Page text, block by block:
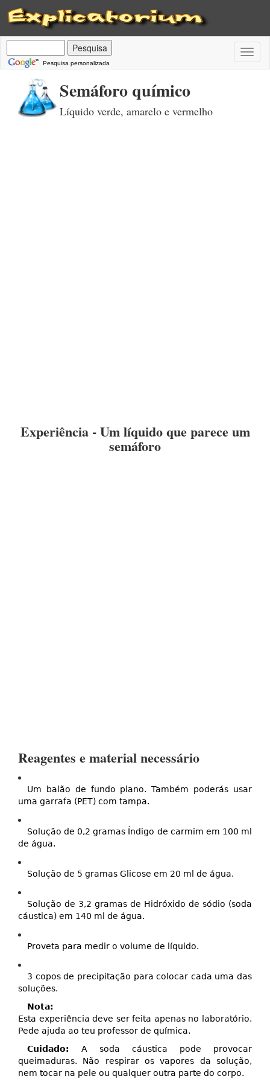
Pesquisa personalizada
Semáforo químico
Líquido verde, amarelo e vermelho
Experiência - Um líquido que parece um
semáforo
Reagentes e material necessário
Um balão de fundo plano. Também poderás usar
uma garrafa (PET) com tampa.
Solução de 0,2 gramas Índigo de carmim em 100 ml
de água.
Solução de 5 gramas Glicose em 20 ml de água.
Solução de 3,2 gramas de Hidróxido de sódio (soda
cáustica) em 140 ml de água.
Proveta para medir o volume de líquido.
3 copos de precipitação para colocar cada uma das
soluções.
Nota:
Esta experiência deve ser feita apenas no laboratório.
Pede ajuda ao teu professor de química.
Cuidado:
A soda cáustica pode provocar
queimaduras. Não respirar os vapores da solução,
nem tocar na pele ou qualquer outra parte do corpo.